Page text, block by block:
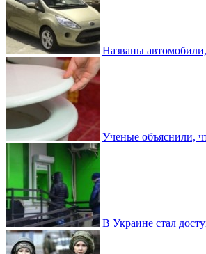
Названы
Ученые объяснили,
В Украине стал